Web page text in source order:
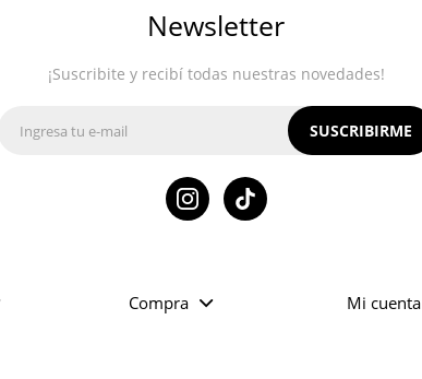
Compra Mi cuenta
Newsletter
¡Suscribite y recibí todas nuestras novedades!
SUSCRIBIRME
